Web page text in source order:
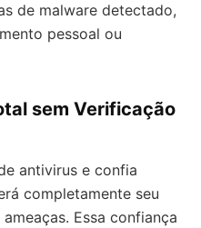
de malware detectado,
pessoal ou
sem Verificação
antivirus e confia
completamente seu
Essa confiança